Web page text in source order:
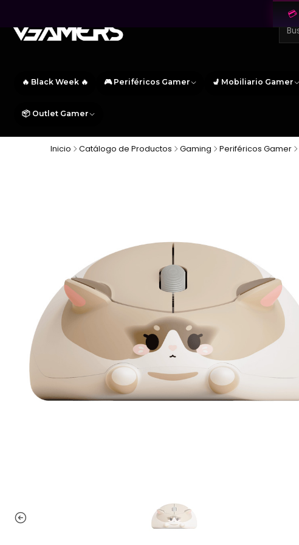
🔥 Black Week 🔥 🎮 Periféricos Gamer 💺 Mobiliario Gamer
📦 Outlet Gamer
💳
Inicio Catálogo de Productos Gaming Periféricos Gamer